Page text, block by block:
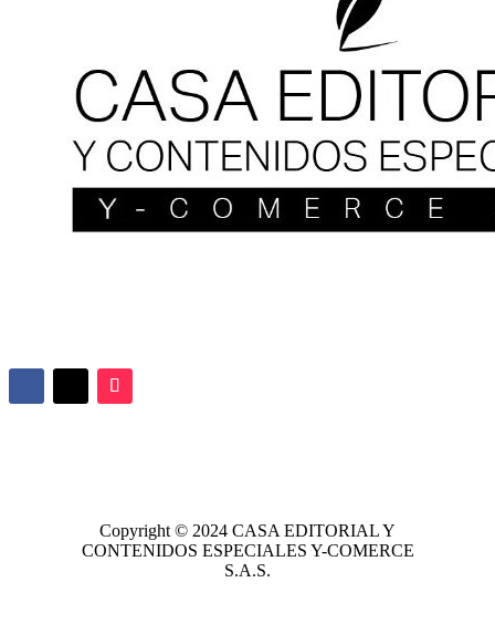
Copyright © 2024 CASA EDITORIALY
CONTENIDOS ESPECIALES Y-COMERCE
S.A.S.